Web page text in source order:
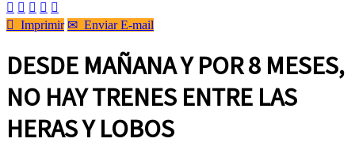
    
 Imprimir ✉ Enviar E-mail
DESDE MAÑANA Y POR 8 MESES,
NO HAY TRENES ENTRE LAS
HERAS Y LOBOS